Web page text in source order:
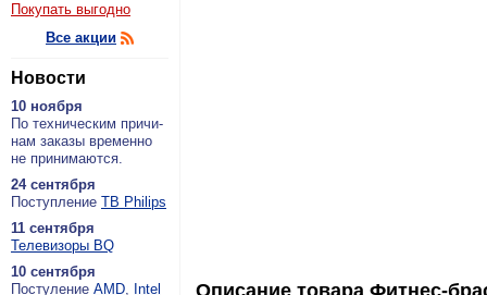
Покупать выгодно
Все акции
Новости
10 ноября
По тех­ни­че­ским при­чи­
нам за­ка­зы вре­мен­но
не при­ни­ма­ют­ся.
24 сентября
По­ступ­ле­ние ТВ Philips
11 сентября
Теле­ви­зо­ры BQ
10 сентября
По­сту­ле­ние AMD, Intel
Описание товара Фитнес-